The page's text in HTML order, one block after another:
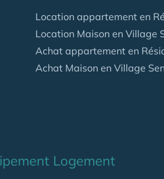
Location appartement en
Location Maison en Village
Achat appartement en
Achat Maison en Village
Logement